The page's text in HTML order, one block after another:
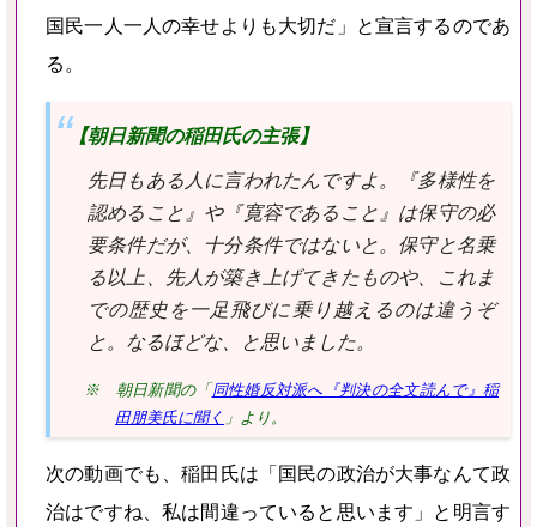
国民一人一人の幸せよりも大切だ」と宣言するのであ
る。
【朝日新聞の稲田氏の主張】
先日もある人に言われたんですよ。『多様性を
認めること』や『寛容であること』は保守の必
要条件だが、十分条件ではないと。保守と名乗
る以上、先人が築き上げてきたものや、これま
での歴史を一足飛びに乗り越えるのは違うぞ
と。なるほどな、と思いました。
※ 朝日新聞の「 同性婚反対派へ『判決の全文読んで』稲
田朋美氏に聞く 」より。
次の動画でも、稲田氏は「国民の政治が大事なんて政
治はですね、私は間違っていると思います」と明言す